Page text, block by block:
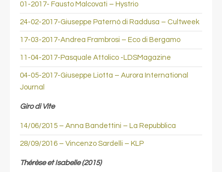
01-2017- Fausto Malcovati – Hystrio
24-02-2017-Giuseppe Paternò di Raddusa – Cultweek
17-03-2017-Andrea Frambrosi – Eco di Bergamo
11-04-2017-Pasquale Attolico -LDSMagazine
04-05-2017-Giuseppe Liotta – Aurora International
Journal
Giro di Vite
14/06/2015 – Anna Bandettini – La Repubblica
28/09/2016 – Vincenzo Sardelli – KLP
Thérèse et Isabelle (2015)